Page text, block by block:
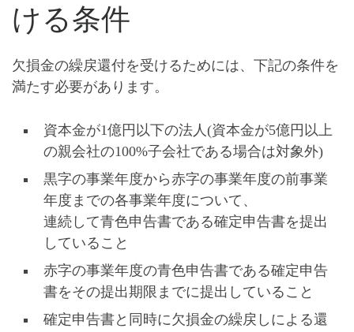
ける条件
欠損金の繰戻還付を受けるためには、下記の条件を
満たす必要があります。
資本金が1億円以下の法人(資本金が5億円以上
の親会社の100%子会社である場合は対象外)
黒字の事業年度から赤字の事業年度の前事業
年度までの各事業年度について、
連続して青色申告書である確定申告書を提出
していること
赤字の事業年度の青色申告書である確定申告
書をその提出期限までに提出していること
確定申告書と同時に欠損金の繰戻しによる還